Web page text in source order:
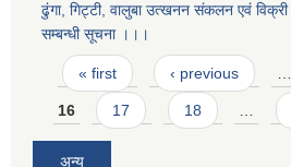
ढुंगा, गिट्टी, वालुबा उत्खनन संकलन एवं विक्री
सम्बन्धी सूचना ।।।
Pages
« first ‹ previous …
16 17 18 …
अन्य